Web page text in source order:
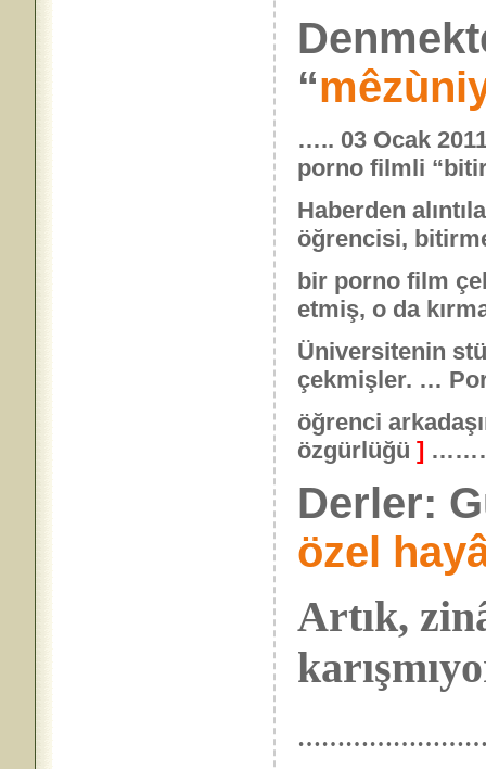
“
….. 03 Ocak
porno filmli
Haberden
öğrencisi,
bir porno film
etmiş, o da
Üniversitenin
çekmişler. …
öğrenci
özgürlüğü ]
Derler:
özel
Artık,